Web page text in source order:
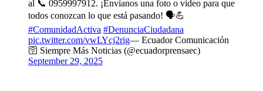
al 📞 0959997912. ¡Envíanos una foto o video para que
todos conozcan lo que está pasando! 🗣️💪
#ComunidadActiva #DenunciaCiudadana
pic.twitter.com/vwLYcj2rig— Ecuador Comunicación
🛜 Siempre Más Noticias (@ecuadorprensaec)
September 29, 2025